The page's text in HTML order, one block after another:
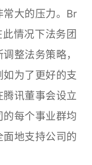
常大的压力。Br
情况下法务团
整法务策略，
为了更好的支
讯董事会设立
每个事业群均
地支持公司的